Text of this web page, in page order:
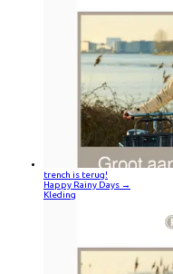
trench is terug!
Happy Rainy Days →
Kleding